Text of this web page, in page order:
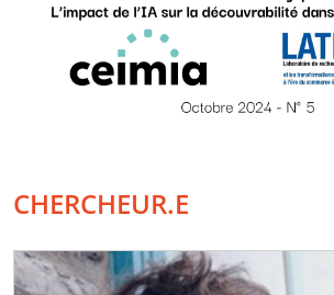
CHERCHEUR.E